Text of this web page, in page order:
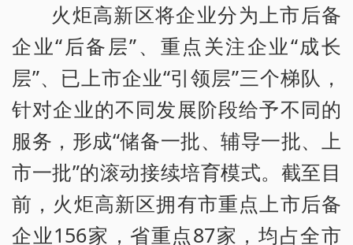
火炬高新区将企业分为上市后备
企业“后备层”、重点关注企业“成长
层”、已上市企业“引领层”三个梯队，
针对企业的不同发展阶段给予不同的
服务，形成“储备一批、辅导一批、上
市一批”的滚动接续培育模式。截至目
前，火炬高新区拥有市重点上市后备
企业156家，省重点87家，均占全市